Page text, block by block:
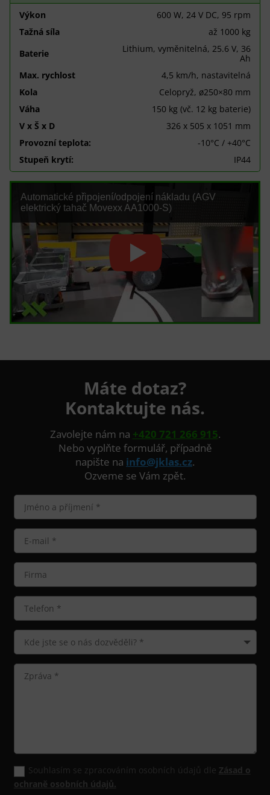
Výkon
600 W, 24 V DC, 95 rpm
Tažná síla
až 1000 kg
Baterie
Lithium, vyměnitelná, 25.6 V, 36
Ah
Max. rychlost
4,5 km/h, nastavitelná
Kola
Celopryž, ø250×80 mm
Váha
150 kg (vč. 12 kg baterie)
V x Š x D
326 x 505 x 1051 mm
Provozní teplota:
-10°C / +40°C
Stupeň krytí:
IP44
Automatické připojení/odpojení nákladu (AGV
elektrický tahač Movexx AA1000-S)
Máte dotaz?
Kontaktujte nás.
Zavolejte nám na +420 721 266 915.
Nebo vyplňte formulář, případně
napište na info@jklas.cz.
Ozveme se Vám zpět.
Souhlasím se zpracováním osobních údajů dle Zásad o
ochraně osobních údajů.